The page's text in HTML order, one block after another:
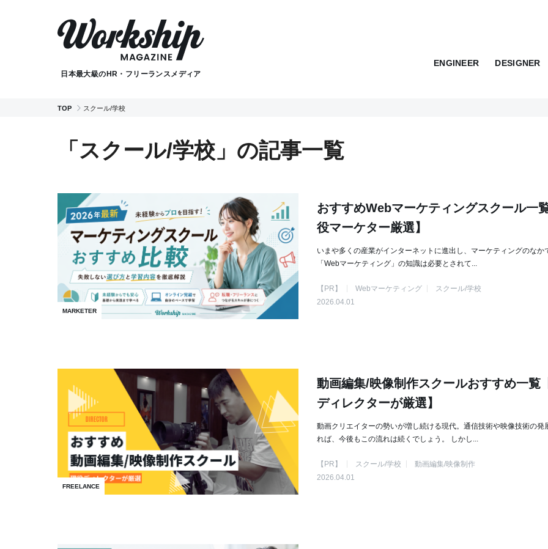
日本最大級のHR・フリーランスメディア
ENGINEER DESIGNER
TOP スクール/学校
「スクール/学校」の記事一覧
MARKETER
おすすめWebマーケティングスクール一
役マーケター厳選】
いまや多くの産業がインターネットに進出し、マーケティングのなか
「Webマーケティング」の知識は必要とされて...
【PR】 Webマーケティング
スクール/学校
2026.04.01
FREELANCE
動画編集/映像制作スクールおすすめ一覧
ディレクターが厳選】
動画クリエイターの勢いが増し続ける現代。通信技術や映像技術の発
れば、今後もこの流れは続くでしょう。 しかし...
【PR】 スクール/学校
動画編集/映像制作
2026.04.01